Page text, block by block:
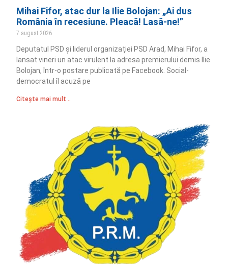
Mihai Fifor, atac dur la Ilie Bolojan: „Ai dus
România în recesiune. Pleacă! Lasă-ne!”
7 august 2026
Deputatul PSD și liderul organizației PSD Arad, Mihai Fifor, a
lansat vineri un atac virulent la adresa premierului demis Ilie
Bolojan, într-o postare publicată pe Facebook. Social-
democratul îl acuză pe
Citește mai mult ..